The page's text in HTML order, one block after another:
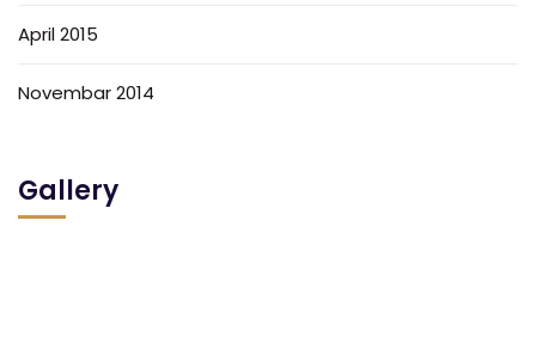
April 2015
Novembar 2014
Gallery